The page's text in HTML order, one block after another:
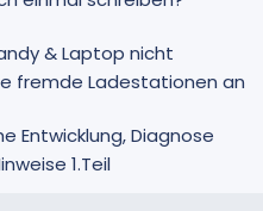
& Laptop nicht
fremde Ladestationen an
Entwicklung, Diagnose
1.Teil